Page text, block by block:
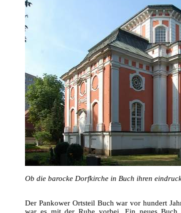
Ob die barocke Dorfkirche in Buch ihren
Der Pankower Ortsteil Buch war vor hundert
war es mit der Ruhe vorbei. Ein neues Buch